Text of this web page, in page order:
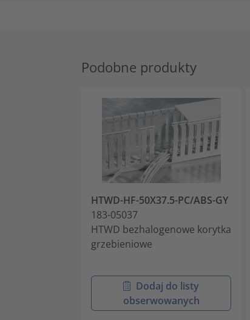
Podobne produkty
HTWD-HF-50X37.5-PC/ABS-GY
183-05037
HTWD bezhalogenowe korytka
grzebieniowe
Dodaj do listy
obserwowanych